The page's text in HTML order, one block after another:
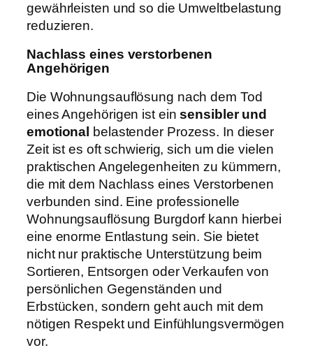
gewährleisten und so die Umweltbelastung
reduzieren.
Nachlass eines verstorbenen
Angehörigen
Die Wohnungsauflösung nach dem Tod
eines Angehörigen ist einsensibler und
emotional belastender Prozess. In dieser
Zeit ist es oft schwierig, sich um die vielen
praktischen Angelegenheiten zu kümmern,
die mit dem Nachlass eines Verstorbenen
verbunden sind. Eine professionelle
Wohnungsauflösung Burgdorf kann hierbei
eine enorme Entlastung sein. Sie bietet
nicht nur praktische Unterstützung beim
Sortieren, Entsorgen oder Verkaufen von
persönlichen Gegenständen und
Erbstücken, sondern geht auch mit dem
nötigen Respekt und Einfühlungsvermögen
vor.